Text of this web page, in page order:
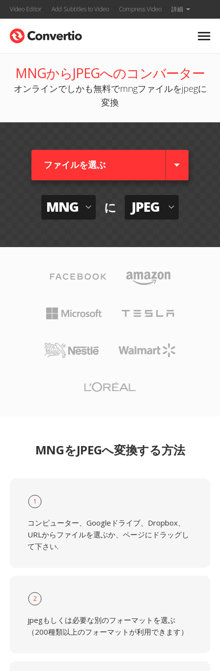
Video Editor Add Subtitles to Video Compress Video 詳細
MNGからJPEGへのコンバーター
オンラインでしかも無料でmngファイルをjpegに
変換
ファイルを選ぶ
MNG に JPEG
MNGをJPEGへ変換する方法
1
コンピューター、Googleドライブ、Dropbox、
URLからファイルを選ぶか、ページにドラッグし
て下さい.
2
jpegもしくは必要な別のフォーマットを選ぶ
（200種類以上のフォーマットが利用できます）